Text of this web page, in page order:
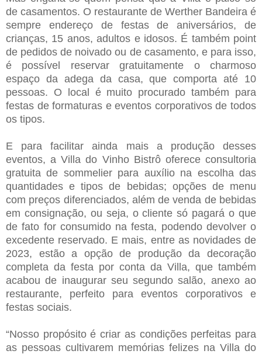
de casamentos. O restaurante de Werther Bandeira é
sempre endereço de festas de aniversários, de
crianças, 15 anos, adultos e idosos. É também point
de pedidos de noivado ou de casamento, e para isso,
é possível reservar gratuitamente o charmoso
espaço da adega da casa, que comporta até 10
pessoas. O local é muito procurado também para
festas de formaturas e eventos corporativos de todos
os tipos.
E para facilitar ainda mais a produção desses
eventos, a Villa do Vinho Bistrô oferece consultoria
gratuita de sommelier para auxílio na escolha das
quantidades e tipos de bebidas; opções de menu
com preços diferenciados, além de venda de bebidas
em consignação, ou seja, o cliente só pagará o que
de fato for consumido na festa, podendo devolver o
excedente reservado. E mais, entre as novidades de
2023, estão a opção de produção da decoração
completa da festa por conta da Villa, que também
acabou de inaugurar seu segundo salão, anexo ao
restaurante, perfeito para eventos corporativos e
festas sociais.
“Nosso propósito é criar as condições perfeitas para
as pessoas cultivarem memórias felizes na Villa do